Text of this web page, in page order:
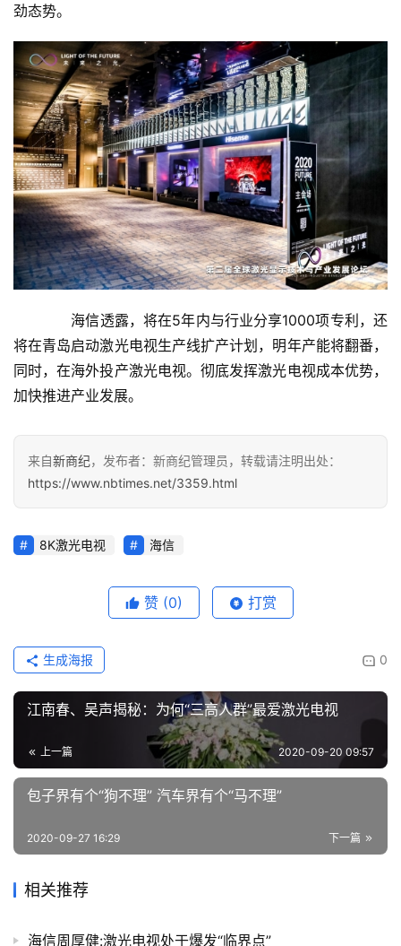
创
投
纪
数
说
新
商
商
专
栏
专
题
劲态势。
海信透露，将在5年内与行业分享1000项专利，还
将在青岛启动激光电视生产线扩产计划，明年产能将翻番，
同时，在海外投产激光电视。彻底发挥激光电视成本优势，
加快推进产业发展。
来自新商纪，发布者：新商纪管理员，转载请注明出处：
https://www.nbtimes.net/3359.html
8K激光电视 海信
赞 (0) 打赏
0
生成海报
江南春、吴声揭秘：为何“三高人群”最爱激光电视
上一篇 2020-09-20 09:57
包子界有个“狗不理” 汽车界有个“马不理”
下一篇
2020-09-27 16:29
相关推荐
海信周厚健:激光电视处于爆发“临界点”